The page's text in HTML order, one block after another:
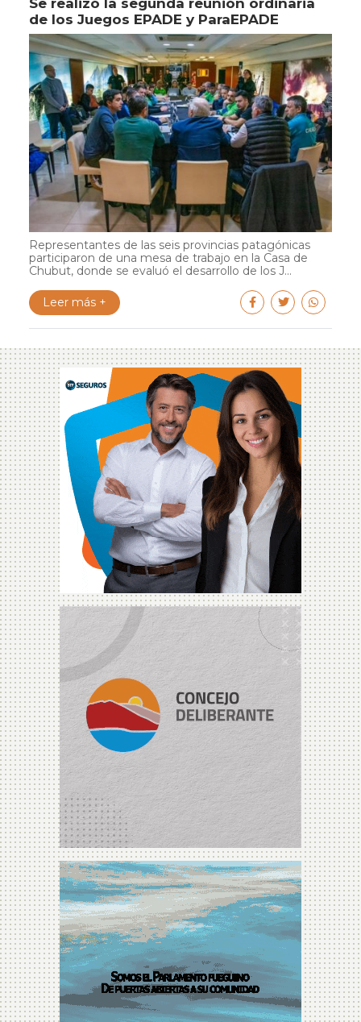
Se realizó la segunda reunión ordinaria
de los Juegos EPADE y ParaEPADE
Representantes de las seis provincias patagónicas
participaron de una mesa de trabajo en la Casa de
Chubut, donde se evaluó el desarrollo de los J...
Leer más +